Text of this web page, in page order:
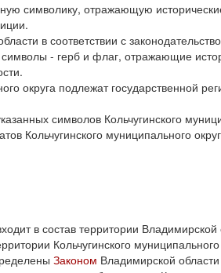
символику, отражающую
в соответствии с
- герб и флаг, отражающие
округа подлежат государственной
символов Кольчугинского
Кольчугинского муниципального
в состав территории Владимирской
Кольчугинского
Законом Владимирской